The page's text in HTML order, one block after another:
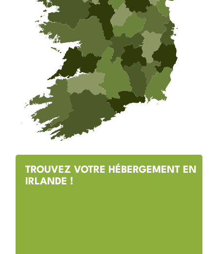
TROUVEZ VOTRE HÉBERGEMENT EN
IRLANDE !